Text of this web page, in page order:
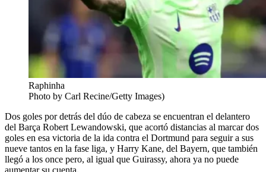
Raphinha
Photo by Carl Recine/Getty Images)
Dos goles por detrás del dúo de cabeza se encuentran el delantero
del Barça Robert Lewandowski, que acortó distancias al marcar dos
goles en esa victoria de la ida contra el Dortmund para seguir a sus
nueve tantos en la fase liga, y Harry Kane, del Bayern, que también
llegó a los once pero, al igual que Guirassy, ahora ya no puede
aumentar su cuenta.